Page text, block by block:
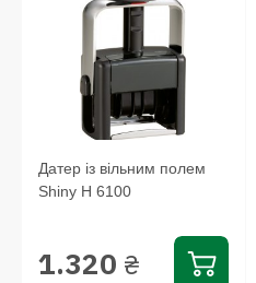
Датер із вільним полем
Shiny Н 6100
1.320 ₴